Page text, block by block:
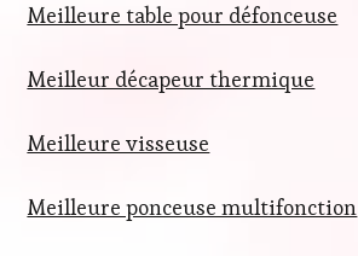
Meilleure table pour défonceuse
Meilleur décapeur thermique
Meilleure visseuse
Meilleure ponceuse multifonction